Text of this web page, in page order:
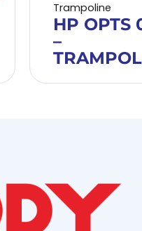
Trampoline
HP OPTS
–